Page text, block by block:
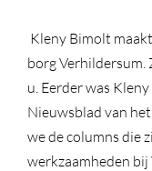
Kleny Bimolt
borg Verhildersum.
u. Eerder was
Nieuwsblad van
we de columns die
werkzaamheden